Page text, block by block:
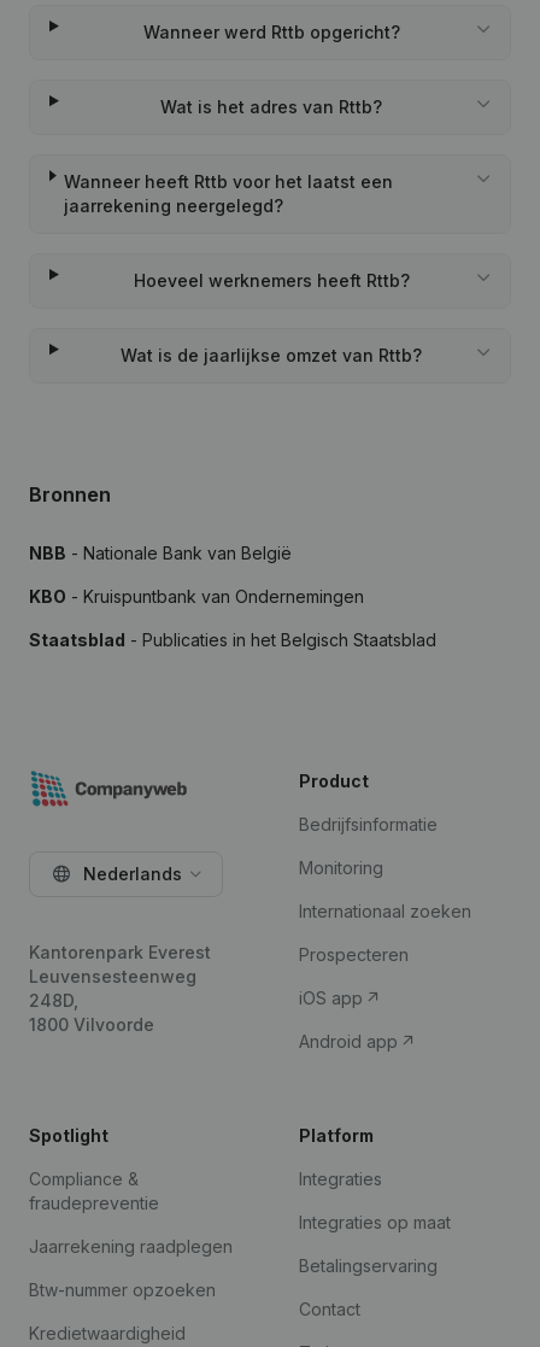
Wanneer werd Rttb opgericht?
Wat is het adres van Rttb?
Wanneer heeft Rttb voor het laatst een
jaarrekening neergelegd?
Hoeveel werknemers heeft Rttb?
Wat is de jaarlijkse omzet van Rttb?
Bronnen
NBB - Nationale Bank van België
KBO - Kruispuntbank van Ondernemingen
Staatsblad - Publicaties in het Belgisch Staatsblad
Nederlands
Kantorenpark Everest
Leuvensesteenweg
248D,
1800 Vilvoorde
Product
Bedrijfsinformatie
Monitoring
Internationaal zoeken
Prospecteren
iOS app
Android app
Spotlight
Compliance &
fraudepreventie
Jaarrekening raadplegen
Btw-nummer opzoeken
Kredietwaardigheid
Platform
Integraties
Integraties op maat
Betalingservaring
Contact